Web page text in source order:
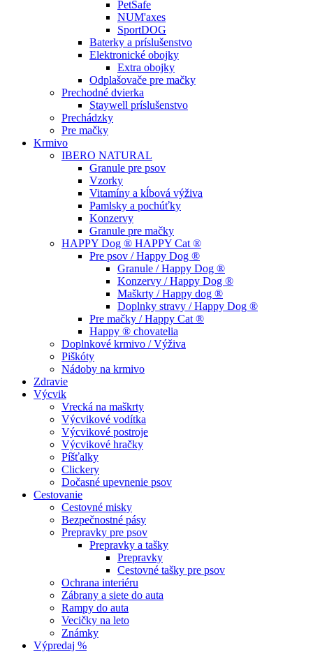
PetSafe
NUM'axes
SportDOG
Baterky a príslušenstvo
Elektronické obojky
Extra obojky
Odplašovače pre mačky
Prechodné dvierka
Staywell príslušenstvo
Prechádzky
Pre mačky
Krmivo
IBERO NATURAL
Granule pre psov
Vzorky
Vitamíny a kĺbová výživa
Pamlsky a pochúťky
Konzervy
Granule pre mačky
HAPPY Dog ® HAPPY Cat ®
Pre psov / Happy Dog ®
Granule / Happy Dog ®
Konzervy / Happy Dog ®
Maškrty / Happy dog ®
Doplnky stravy / Happy Dog ®
Pre mačky / Happy Cat ®
Happy ® chovatelia
Doplnkové krmivo / Výživa
Piškóty
Nádoby na krmivo
Zdravie
Výcvik
Vrecká na maškrty
Výcvikové vodítka
Výcvikové postroje
Výcvikové hračky
Píšťalky
Clickery
Dočasné upevnenie psov
Cestovanie
Cestovné misky
Bezpečnostné pásy
Prepravky pre psov
Prepravky a tašky
Prepravky
Cestovné tašky pre psov
Ochrana interiéru
Zábrany a siete do auta
Rampy do auta
Vecičky na leto
Známky
Výpredaj %